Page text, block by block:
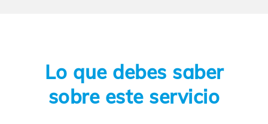
Lo que debes saber
sobre este servicio